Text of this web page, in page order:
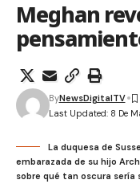
Meghan
Last Updated: 8 De
ByNewsDigitalTV
La duquesa de
embarazada de su hijo
sobre qué tan oscura sería